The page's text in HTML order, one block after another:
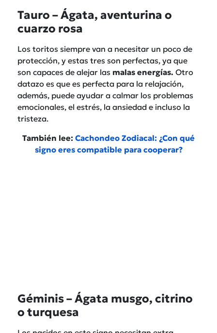
Tauro – Ágata, aventurina o
cuarzo rosa
Los toritos siempre van a necesitar un poco de
protección, y estas tres son perfectas, ya que
son capaces de alejar las malas energías. Otro
datazo es que es perfecta para la relajación,
además, puede ayudar a calmar los problemas
emocionales, el estrés, la ansiedad e incluso la
tristeza.
También lee: Cachondeo Zodiacal: ¿Con qué
signo eres compatible para cooperar?
Géminis – Ágata musgo, citrino
o turquesa